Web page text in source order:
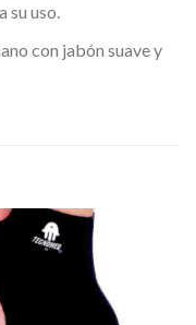
su uso.
con jabón suave y